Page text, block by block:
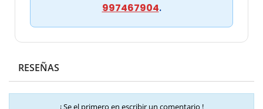
997467904.
RESEÑAS
¡ Se el primero en escribir un comentario !